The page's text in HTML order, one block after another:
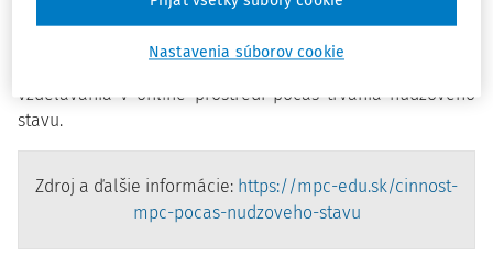
funkčného vzdelávania
a účastníkov skupín s plánovaným
prvým stretnutím v tomto období
budú kontaktovať vedúci
vzdelávacích skupín a informovať ich o podmienkach
vzdelávania v online prostredí počas trvania núdzového
stavu.
Zdroj a ďalšie informácie: https://mpc-edu.sk/cinnost-
mpc-pocas-nudzoveho-stavu
Nastavenia súborov cookie